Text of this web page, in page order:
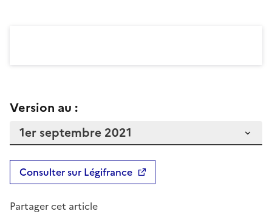
Version au :
Consulter sur Légifrance
Partager cet article